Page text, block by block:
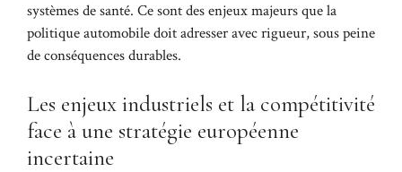
systèmes de santé. Ce sont des enjeux majeurs que la
politique automobile doit adresser avec rigueur, sous peine
de conséquences durables.
Les enjeux industriels et la compétitivité
face à une stratégie européenne
incertaine